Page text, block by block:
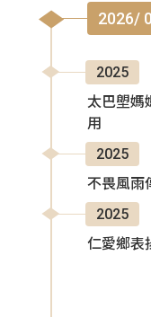
2026/
2025
太巴塱媽
用
2025
不畏風雨
2025
仁愛鄉表